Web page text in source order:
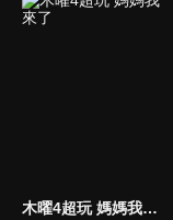
木曜4超玩 媽媽我來了